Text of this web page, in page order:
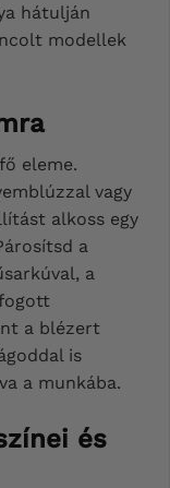
hátulján
modellek
eleme.
vagy
alkoss egy
a
a
a blézert
is
a munkába.
és